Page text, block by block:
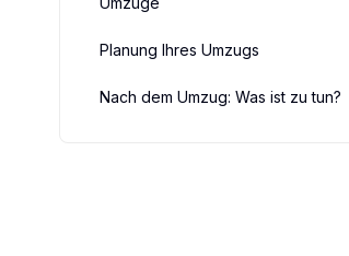
Planung Ihres Umzugs
Nach dem Umzug: Was ist zu tun?